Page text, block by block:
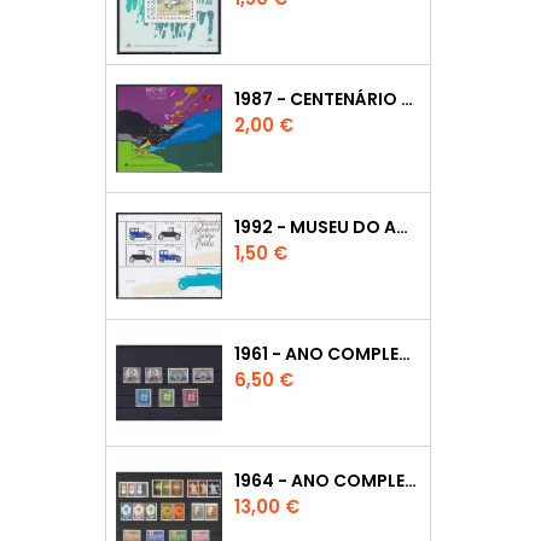
1987 - CENTENÁRIO DO DISCO
Preço
2,00 €
1992 - MUSEU DO AUTOMÓVEL - OEIRAS
Preço
1,50 €
1961 - ANO COMPLETO
Preço
6,50 €
1964 - ANO COMPLETO
Preço
13,00 €